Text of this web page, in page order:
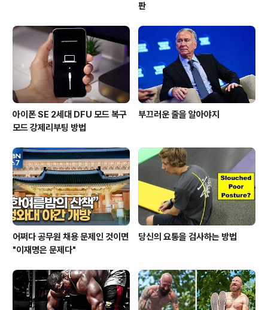
판
아이폰 SE 2세대 DFU 모드 복구
모드 강제리부팅 방법
부끄러운 줄을 알아야지
어쩌다 공무원 채용 문제인 것이면
"이재명은 문제다"
당신의 요통을 검사하는 방법